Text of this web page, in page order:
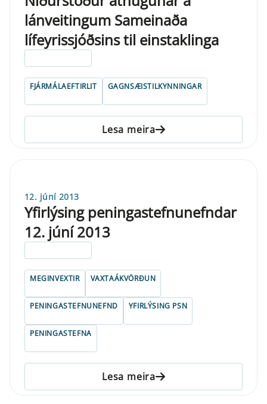
lánveitingum Sameinaða
lífeyrissjóðsins til einstaklinga
FJÁRMÁLAEFTIRLIT GAGNSÆISTILKYNNINGAR
Lesa meira
12. júní 2013
Yfirlýsing peningastefnunefndar
12. júní 2013
MEGINVEXTIR VAXTAÁKVÖRÐUN
PENINGASTEFNUNEFND YFIRLÝSING PSN
PENINGASTEFNA
Lesa meira